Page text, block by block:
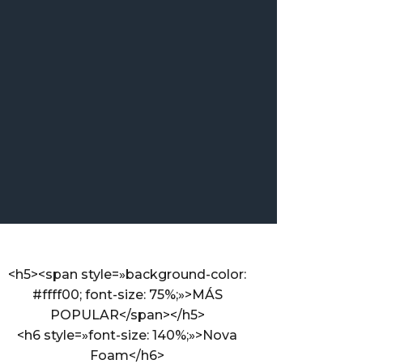
<h5><span style=»background-color:
#ffff00; font-size: 75%;»>MÁS
POPULAR</span></h5>
<h6 style=»font-size: 140%;»>Nova
Foam</h6>